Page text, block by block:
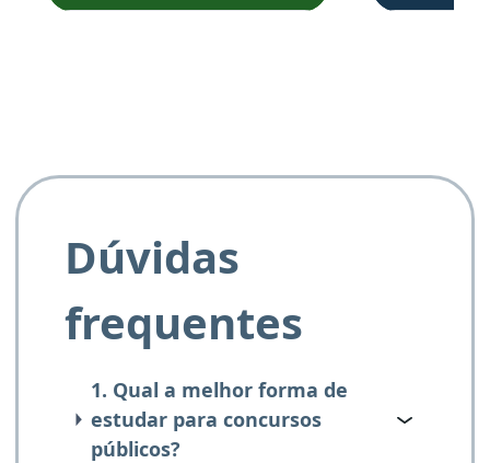
Dúvidas
frequentes
1. Qual a melhor forma de
estudar para concursos
públicos?